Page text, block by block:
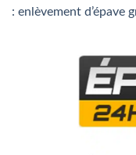
: enlèvement d’épave